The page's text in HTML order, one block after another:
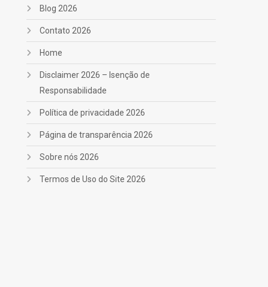
Blog 2026
Contato 2026
Home
Disclaimer 2026 – Isenção de
Responsabilidade
Política de privacidade 2026
Página de transparência 2026
Sobre nós 2026
Termos de Uso do Site 2026